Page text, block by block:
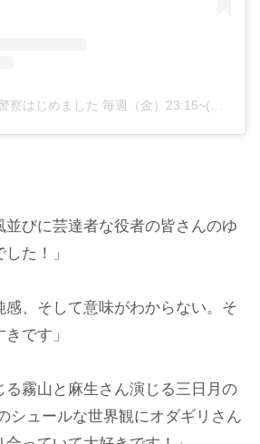
並びに芸達者な役者の皆さんのゆ
た！」
感、そして意味がわからない。そ
です」
る霧山と麻生さん演じる三日月の
シュールな世界観にオダギリさん